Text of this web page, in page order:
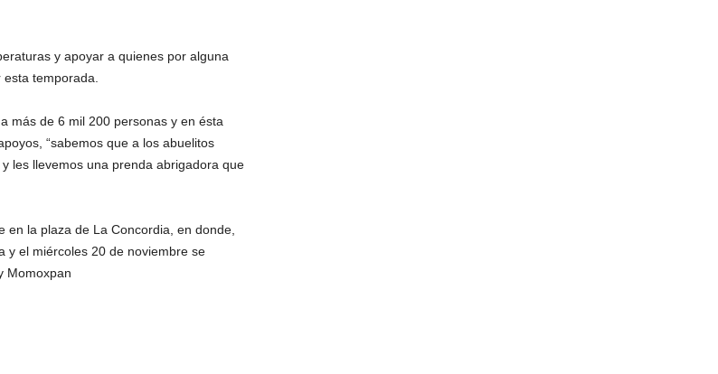
y apoyar a quienes por alguna
temporada.
más de 6 mil 200 personas y en ésta
“sabemos que a los abuelitos
les llevemos una prenda abrigadora que
en la plaza de La Concordia, en donde,
y el miércoles 20 de noviembre se
Momoxpan